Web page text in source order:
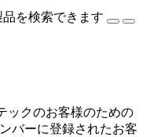
を検索できます
ックのお客様のための
バーに登録されたお客